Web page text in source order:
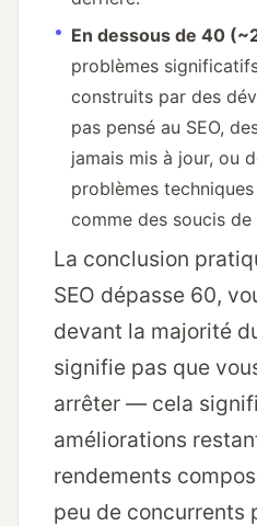
En dessous de 40
problèmes
construits par des
pas pensé au SEO,
jamais mis à jour, ou
problèmes
comme des soucis
La conclusion
SEO dépasse 60,
devant la majorité
signifie pas que
arrêter — cela
améliorations
rendements
peu de concurrents